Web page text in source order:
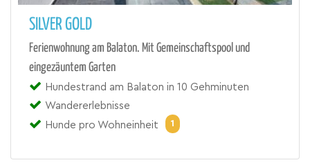
SILVER GOLD
Ferienwohnung am Balaton. Mit Gemeinschaftspool und
eingezäuntem Garten
Hundestrand am Balaton in 10 Gehminuten
Wandererlebnisse
Hunde pro Wohneinheit
1